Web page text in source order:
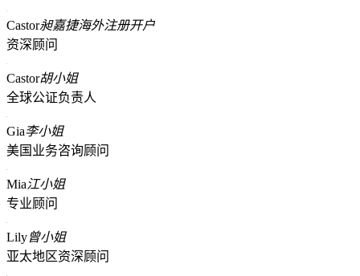
Castor昶嘉捷海外注册开户
资深顾问
Castor胡小姐
全球公证负责人
Gia李小姐
美国业务咨询顾问
Mia江小姐
专业顾问
Lily曾小姐
亚太地区资深顾问